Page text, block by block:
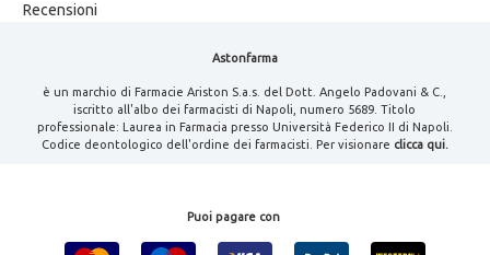
Recensioni
Astonfarma
è un marchio di Farmacie Ariston S.a.s. del Dott. Angelo Padovani & C.,
iscritto all'albo dei farmacisti di Napoli, numero 5689. Titolo
professionale: Laurea in Farmacia presso Università Federico II di Napoli.
Codice deontologico dell'ordine dei farmacisti. Per visionare clicca qui.
Puoi pagare con